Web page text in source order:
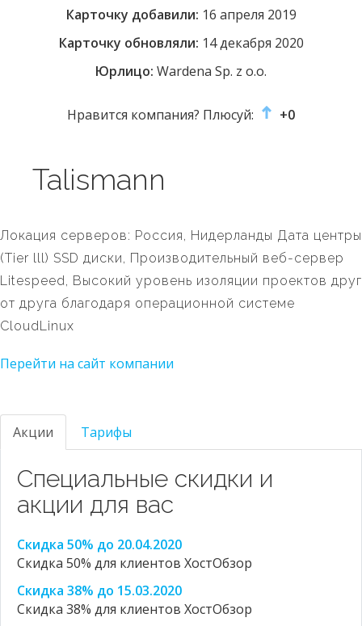
Карточку добавили: 16 апреля 2019
Карточку обновляли: 14 декабря 2020
Юрлицо: Wardena Sp. z o.o.
Нравится компания? Плюсуй: +0
Talismann
Локация серверов: Россия, Нидерланды Дата центры
(Tier lll) SSD диски, Производительный веб-сервер
Litespeed, Высокий уровень изоляции проектов друг
от друга благодаря операционной системе
CloudLinux
Перейти на сайт компании
Акции Тарифы
Специальные скидки и
акции для вас
Скидка 50% до 20.04.2020
Скидка 50% для клиентов ХостОбзор
Скидка 38% до 15.03.2020
Скидка 38% для клиентов ХостОбзор